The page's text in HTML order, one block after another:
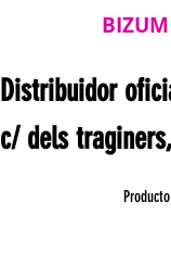
BIZUM
c/ dels
Distribuidor